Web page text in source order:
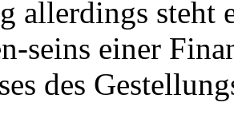
allerdings steht
seins einer
des